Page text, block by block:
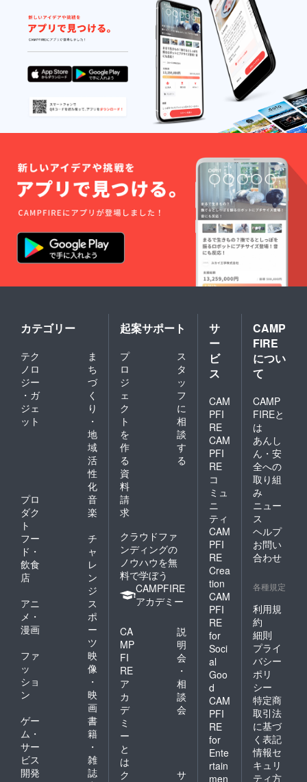
カテゴリー
テク
ノロ
ジー
・ガ
ジェ
ット
ま
ち
づ
く
り
・
地
域
活
性
化
プロ
ダク
ト
音
楽
フー
ド・
飲食
店
チ
ャ
レ
ン
ジ
アニ
メ・
漫画
ス
ポ
ー
ツ
ファ
ッ
ショ
ン
映
像
・
映
画
ゲー
ム・
サー
ビス
開発
書
籍
・
雑
誌
起案サポート
プ
ロ
ジ
ェ
ク
ト
を
作
る
ス
タ
ッ
フ
に
相
談
す
る
資
料
請
求
クラウドファ
ンディングの
ノウハウを無
料で学ぼう
CAMPFIRE
アカデミー
CA
MP
FI
RE
ア
カ
デ
ミ
ー
と
は
説
明
会
・
相
談
会
ク
サ
サ
ー
ビ
ス
CAM
PFI
RE
CAM
PFI
RE
コ
ミュ
ニ
ティ
CAM
PFI
RE
Crea
tion
CAM
PFI
RE
for
Soci
al
Goo
d
CAM
PFI
RE
for
Ente
rtain
men
CAMP
FIRE
につい
て
CAMP
FIREと
は
あんし
ん・安
全への
取り組
み
ニュー
ス
ヘルプ
お問い
合わせ
各種規定
利用規
約
細則
プライ
バシー
ポリ
シー
特定商
取引法
に基づ
く表記
情報セ
キュリ
ティ方